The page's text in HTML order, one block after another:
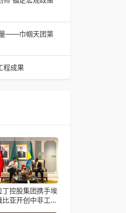
酒店大
）科技有限公司
先生担任公司首
大返城集团深度
量——巾帼天团第
量——巾帼天团第
年4月15日，巾
程成果
丁控股集团携手埃
比亚开创中非工业